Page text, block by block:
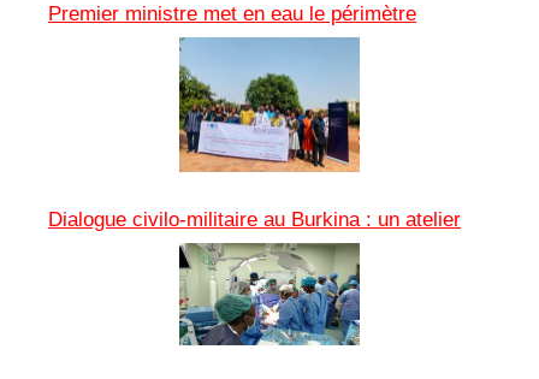
Premier ministre met en eau le périmètre
Dialogue civilo-militaire au Burkina : un atelier